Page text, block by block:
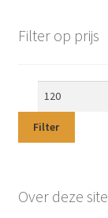
Filter op prijs
Min.
Filter
Over deze site